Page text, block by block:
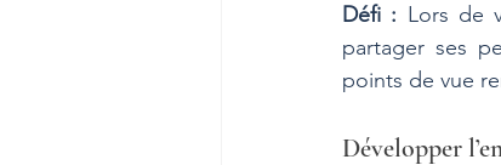
Défi : Lors de
partager ses
points de vue
Développer